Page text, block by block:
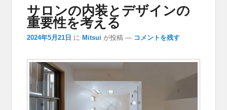
サロンの内装とデザインの
重要性を考える
2024年5月21日 に Mitsui が投稿 — コメントを残す